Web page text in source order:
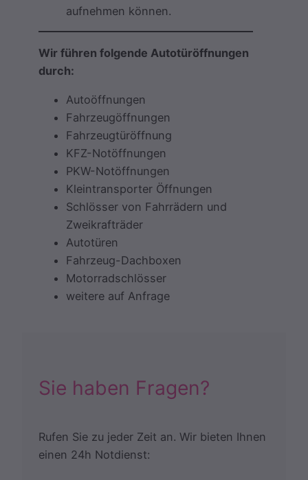
aufnehmen können.
Wir führen folgende Autotüröffnungen
durch:
Autoöffnungen
Fahrzeugöffnungen
Fahrzeugtüröffnung
KFZ-Notöffnungen
PKW-Notöffnungen
Kleintransporter Öffnungen
Schlösser von Fahrrädern und
Zweikrafträder
Autotüren
Fahrzeug-Dachboxen
Motorradschlösser
weitere auf Anfrage
Sie haben Fragen?
Rufen Sie zu jeder Zeit an. Wir bieten Ihnen
einen 24h Notdienst: